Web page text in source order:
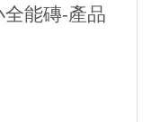
能磚-產品